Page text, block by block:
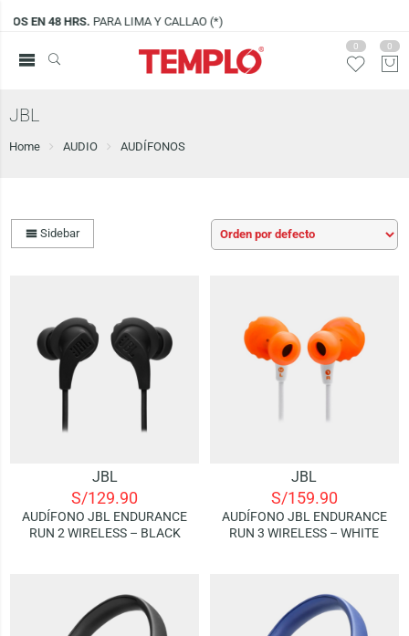
(*) VISÍTANOS EN
0 0
JBL
Home AUDIO AUDÍFONOS
Sidebar
JBL
S/129.90
AUDÍFONO JBL ENDURANCE
RUN 2 WIRELESS – BLACK
JBL
S/159.90
AUDÍFONO JBL ENDURANCE
RUN 3 WIRELESS – WHITE